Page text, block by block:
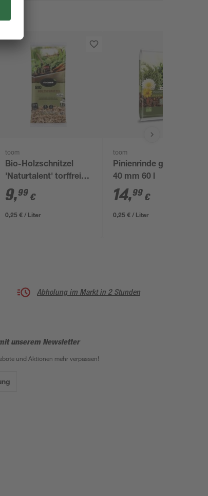
toom
Bio-Holzschnitzel
'Naturtalent' torffrei
40 l
9,99 €
0,25 € / Liter
toom
Pinienrinde grob 20-
40 mm 60 l
14,99 €
0,25 € / Liter
Abholung im Markt in 2 Stunden
unserem Newsletter
und Aktionen mehr verpassen!